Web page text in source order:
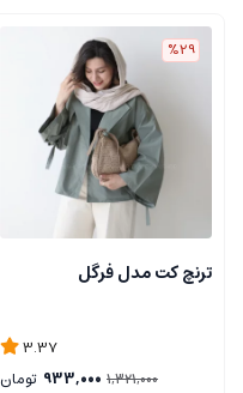
%29
ترنچ کت مدل فرگل
3.37
1,321,000
933,000 تومان